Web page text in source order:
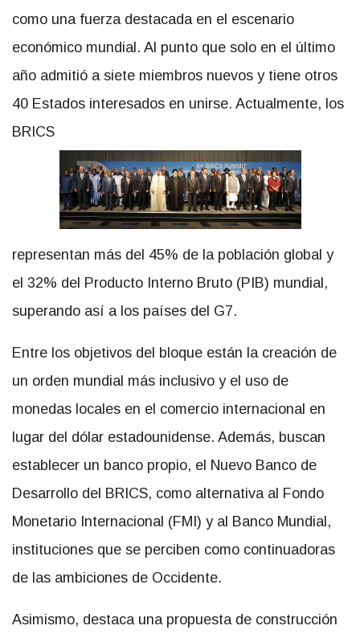
como una fuerza destacada en el escenario
económico mundial. Al punto que solo en el último
año admitió a siete miembros nuevos y tiene otros
40 Estados interesados en unirse. Actualmente, los
BRICS
representan más del 45% de la población global y
el 32% del Producto Interno Bruto (PIB) mundial,
superando así a los países del G7.
Entre los objetivos del bloque están la creación de
un orden mundial más inclusivo y el uso de
monedas locales en el comercio internacional en
lugar del dólar estadounidense. Además, buscan
establecer un banco propio, el Nuevo Banco de
Desarrollo del BRICS, como alternativa al Fondo
Monetario Internacional (FMI) y al Banco Mundial,
instituciones que se perciben como continuadoras
de las ambiciones de Occidente.
Asimismo, destaca una propuesta de construcción